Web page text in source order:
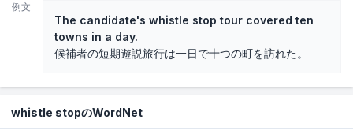
例文
The candidate's whistle stop tour covered ten
towns in a day.
候補者の短期遊説旅行は一日で十つの町を訪れた。
whistle stopのWordNet